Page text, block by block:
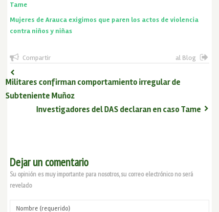
Tame
Mujeres de Arauca exigimos que paren los actos de violencia
contra niños y niñas
Compartir al Blog
Militares confirman comportamiento irregular de
Subteniente Muñoz
Investigadores del DAS declaran en caso Tame
Dejar un comentario
Su opinión es muy importante para nosotros, su correo electrónico no será
revelado